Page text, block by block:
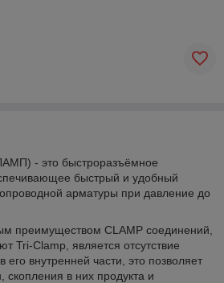
- это быстроразъёмное
быстрый и удобный
арматуры при давление до
преимуществом CLAMP соединений,
Tri-Clamp, является отсутствие
его внутренней части, это позволяет
скопления в них продукта и